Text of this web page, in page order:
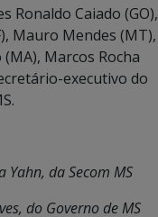
Ronaldo Caiado (GO),
Mauro Mendes (MT),
Marcos Rocha
executivo do
Yahn, da Secom MS
do Governo de MS